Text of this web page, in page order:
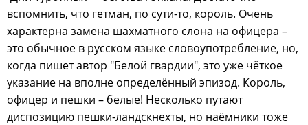
вспомнить, что гетман, по сути-то, король. Очень
характерна замена шахматного слона на офицера –
это обычное в русском языке словоупотребление, но,
когда пишет автор "Белой гвардии", это уже чёткое
указание на вполне определённый эпизод. Король,
офицер и пешки – белые! Несколько путают
диспозицию пешки-ландскнехты, но наёмники тоже